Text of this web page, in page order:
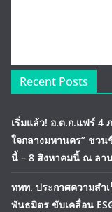
Recent Posts
เริ่มแล้ว! อ.ต.ก.แฟร์ 4
ใจกลางมหานคร” ชว
นี้ – 8 สิงหาคมนี้ ณ ลา
ททท. ประกาศความสำ
พันธมิตร ขับเคลื่อน